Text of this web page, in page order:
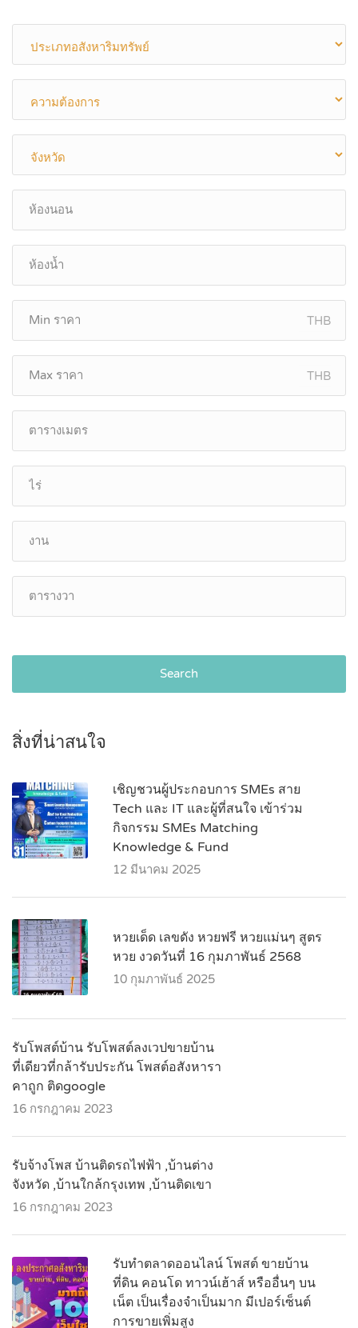
THB
THB
Search
สิ่งที่น่าสนใจ
เชิญชวนผู้ประกอบการ SMEs สาย
Tech และ IT และผู้ที่สนใจ เข้าร่วม
กิจกรรม SMEs Matching
Knowledge & Fund
12 มีนาคม 2025
หวยเด็ด เลขดัง หวยฟรี หวยแม่นๆ สูตร
หวย งวดวันที่ 16 กุมภาพันธ์ 2568
10 กุมภาพันธ์ 2025
รับโพสต์บ้าน รับโพสต์ลงเวปขายบ้าน
ที่เดียวที่กล้ารับประกัน โพสต์อสังหารา
คาถูก ติดgoogle
16 กรกฎาคม 2023
รับจ้างโพส บ้านติดรถไฟฟ้า ,บ้านต่าง
จังหวัด ,บ้านใกล้กรุงเทพ ,บ้านติดเขา
16 กรกฎาคม 2023
รับทำตลาดออนไลน์ โพสต์ ขายบ้าน
ที่ดิน คอนโด ทาวน์เฮ้าส์ หรืออื่นๆ บน
เน็ต เป็นเรื่องจำเป็นมาก มีเปอร์เซ็นต์
การขายเพิ่มสูง